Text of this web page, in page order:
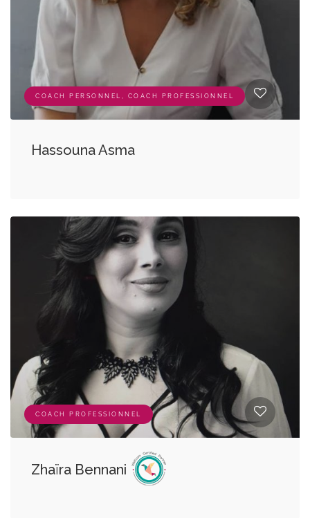
COACH PERSONNEL, COACH PROFESSIONNEL
Hassouna Asma
COACH PROFESSIONNEL
Zhaïra Bennani